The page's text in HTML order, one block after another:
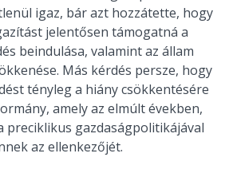
igaz, bár azt hozzátette, hogy
jelentősen támogatná a
beindulása, valamint az állam
Más kérdés persze, hogy
tényleg a hiány csökkentésére
amely az elmúlt években,
preciklikus gazdaságpolitikájával
az ellenkezőjét.